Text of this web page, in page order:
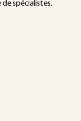
spécialistes.